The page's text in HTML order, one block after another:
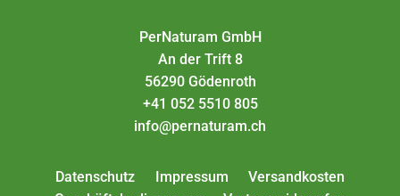
PerNaturam GmbH
An der Trift 8
56290 Gödenroth
+41 052 5510 805
info@pernaturam.ch
Datenschutz Impressum
Versandkosten